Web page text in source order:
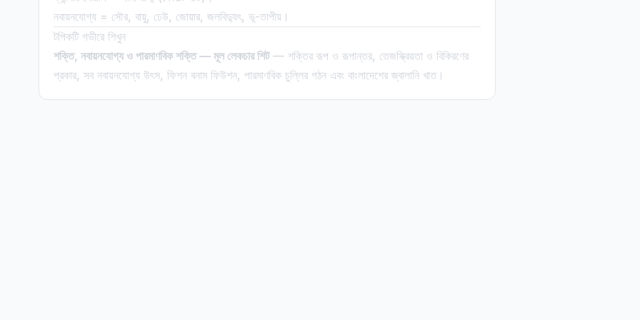
নবায়নযোগ্য = সৌর, বায়ু, ঢেউ, জোয়ার, জলবিদ্যুৎ, ভূ-তাপীয়।
টপিকটি গভীরে শিখুন
শক্তি, নবায়নযোগ্য ও পারমাণবিক শক্তি — মূল লেকচার শিট— শক্তির রূপ ও রূপান্তর, তেজস্ক্রিয়তা ও বিকিরণের
প্রকার, সব নবায়নযোগ্য উৎস, ফিশন বনাম ফিউশন, পারমাণবিক চুল্লির গঠন এবং বাংলাদেশের জ্বালানি খাত।